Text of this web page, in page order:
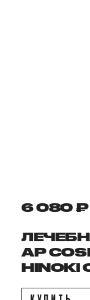
6 080 ₽
АР
HINOKI